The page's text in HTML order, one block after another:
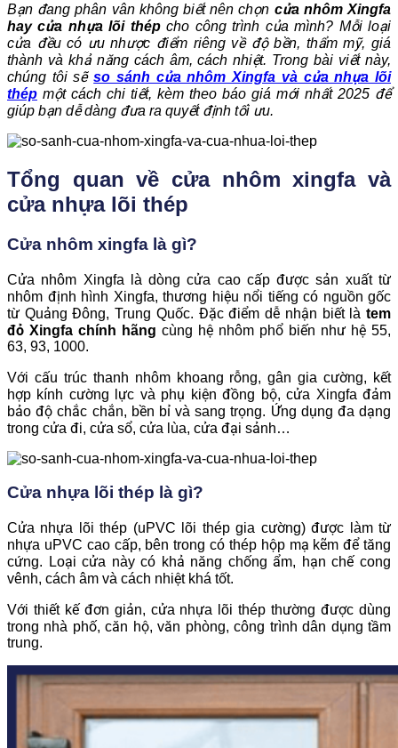
Bạn đang phân vân không biết nên chọn cửa nhôm Xingfa
hay cửa nhựa lõi thépcho công trình của mình? Mỗi loại
cửa đều có ưu nhược điểm riêng về độ bền, thẩm mỹ, giá
thành và khả năng cách âm, cách nhiệt. Trong bài viết này,
chúng tôi sẽso sánh cửa nhôm Xingfa và cửa nhựa lõi
thép một cách chi tiết, kèm theo báo giá mới nhất 2025 để
giúp bạn dễ dàng đưa ra quyết định tối ưu.
Tổng quan về cửa nhôm xingfa và
cửa nhựa lõi thép
Cửa nhôm xingfa là gì?
Cửa nhôm Xingfa là dòng cửa cao cấp được sản xuất từ
nhôm định hình Xingfa, thương hiệu nổi tiếng có nguồn gốc
từ Quảng Đông, Trung Quốc. Đặc điểm dễ nhận biết là tem
đỏ Xingfa chính hãng cùng hệ nhôm phổ biến như hệ 55,
63, 93, 1000.
Với cấu trúc thanh nhôm khoang rỗng, gân gia cường, kết
hợp kính cường lực và phụ kiện đồng bộ, cửa Xingfa đảm
bảo độ chắc chắn, bền bỉ và sang trọng. Ứng dụng đa dạng
trong cửa đi, cửa sổ, cửa lùa, cửa đại sảnh…
Cửa nhựa lõi thép là gì?
Cửa nhựa lõi thép (uPVC lõi thép gia cường) được làm từ
nhựa uPVC cao cấp, bên trong có thép hộp mạ kẽm để tăng
cứng. Loại cửa này có khả năng chống ẩm, hạn chế cong
vênh, cách âm và cách nhiệt khá tốt.
Với thiết kế đơn giản, cửa nhựa lõi thép thường được dùng
trong nhà phố, căn hộ, văn phòng, công trình dân dụng tầm
trung.